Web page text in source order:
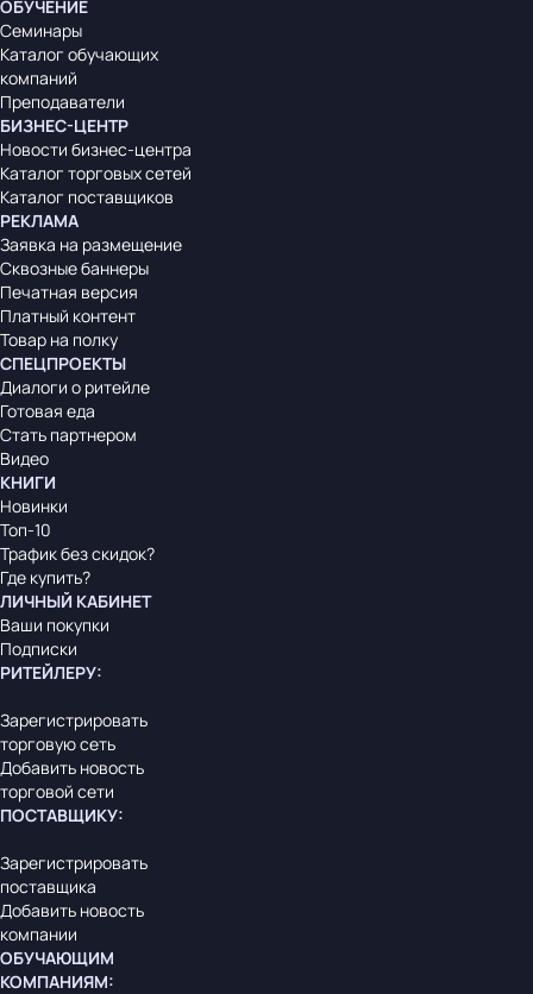
ОБУЧЕНИЕ
Семинары
Каталог обучающих
компаний
Преподаватели
БИЗНЕС-ЦЕНТР
Новости бизнес-центра
Каталог торговых сетей
Каталог поставщиков
РЕКЛАМА
Заявка на размещение
Сквозные баннеры
Печатная версия
Платный контент
Товар на полку
СПЕЦПРОЕКТЫ
Диалоги о ритейле
Готовая еда
Стать партнером
Видео
КНИГИ
Новинки
Топ-10
Трафик без скидок?
Где купить?
ЛИЧНЫЙ КАБИНЕТ
Ваши покупки
Подписки
РИТЕЙЛЕРУ:
Зарегистрировать
торговую сеть
Добавить новость
торговой сети
ПОСТАВЩИКУ:
Зарегистрировать
поставщика
Добавить новость
компании
ОБУЧАЮЩИМ
КОМПАНИЯМ: